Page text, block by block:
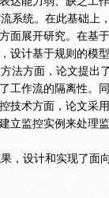
系统。在此基础上
面展开研究。在基
设计基于规则的模
法方面，论文提出
工作流的隔离性。
技术方面，论文采
立监控实例来处理
，设计和实现了面